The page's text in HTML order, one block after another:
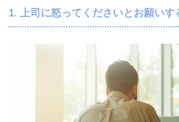
1. 上司に怒ってくださいとお願いす